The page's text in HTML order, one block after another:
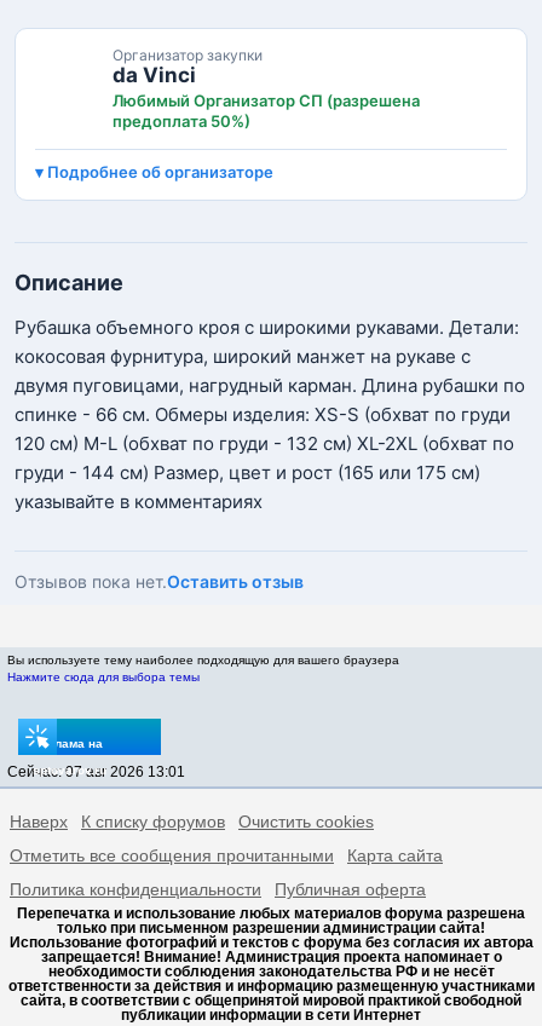
Организатор закупки
da Vinci
Любимый Организатор СП (разрешена
предоплата 50%)
Подробнее об организаторе
Описание
Рубашка объемного кроя с широкими рукавами. Детали:
кокосовая фурнитура, широкий манжет на рукаве с
двумя пуговицами, нагрудный карман. Длина рубашки по
спинке - 66 см. Обмеры изделия: XS-S (обхват по груди
120 см) M-L (обхват по груди - 132 см) XL-2XL (обхват по
груди - 144 см) Размер, цвет и рост (165 или 175 см)
указывайте в комментариях
Отзывов пока нет.Оставить отзыв
Вы используете тему наиболее подходящую для вашего браузера
Нажмите сюда для выбора темы
Реклама на
sptovarov.ru
Сейчас: 07 авг 2026 13:01
Наверх К списку форумов
Очистить cookies
Отметить все сообщения прочитанными
Карта сайта
Политика конфиденциальности
Публичная оферта